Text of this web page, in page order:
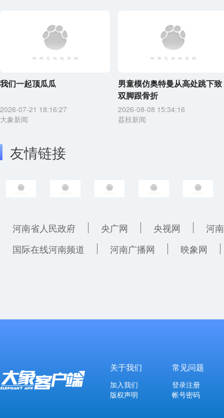
我们一起顶瓜瓜
2026-07-21 18:16:27
大象新闻
男童模仿奥特曼从高处跳下致
双脚跟骨折
2026-08-08 15:34:16
荔枝新闻
友情链接
河南省人民政府 央广网 央视网
河
国际在线河南频道
河南广播网 映象网
关于我们
加入我们
版权声明
常见问题
登录注册
帐号密码